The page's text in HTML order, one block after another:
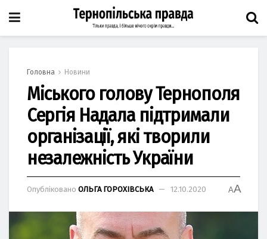
Головна Новини
Міського голову Тернополя
Сергія Надала підтримали
організації, які творили
незалежність України
Опубліковано ОЛЬГА ГОРОХІВСЬКА 12.10.2020 AA